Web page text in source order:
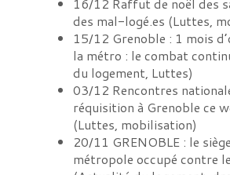
des mal-logé.es (Luttes,
15/12 Grenoble : 1 mois
la métro : le combat
du logement, Luttes)
03/12 Rencontres
réquisition à Grenoble ce
(Luttes, mobilisation)
20/11 GRENOBLE : le
métropole occupé contre